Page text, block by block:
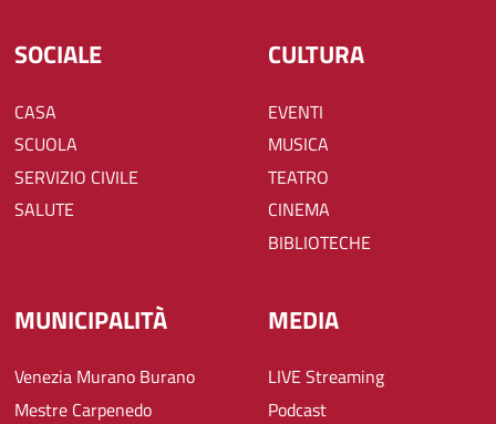
SOCIALE
CASA
SCUOLA
SERVIZIO CIVILE
SALUTE
CULTURA
EVENTI
MUSICA
TEATRO
CINEMA
BIBLIOTECHE
MUNICIPALITÀ
Venezia Murano Burano
Mestre Carpenedo
MEDIA
LIVE Streaming
Podcast